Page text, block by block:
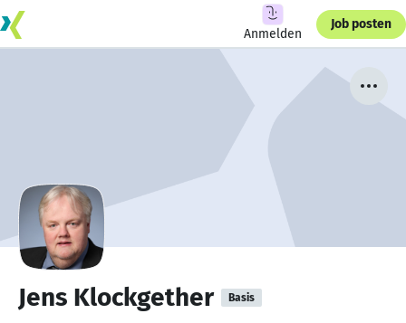
Anmelden
Job posten
Jens Klockgether Basis